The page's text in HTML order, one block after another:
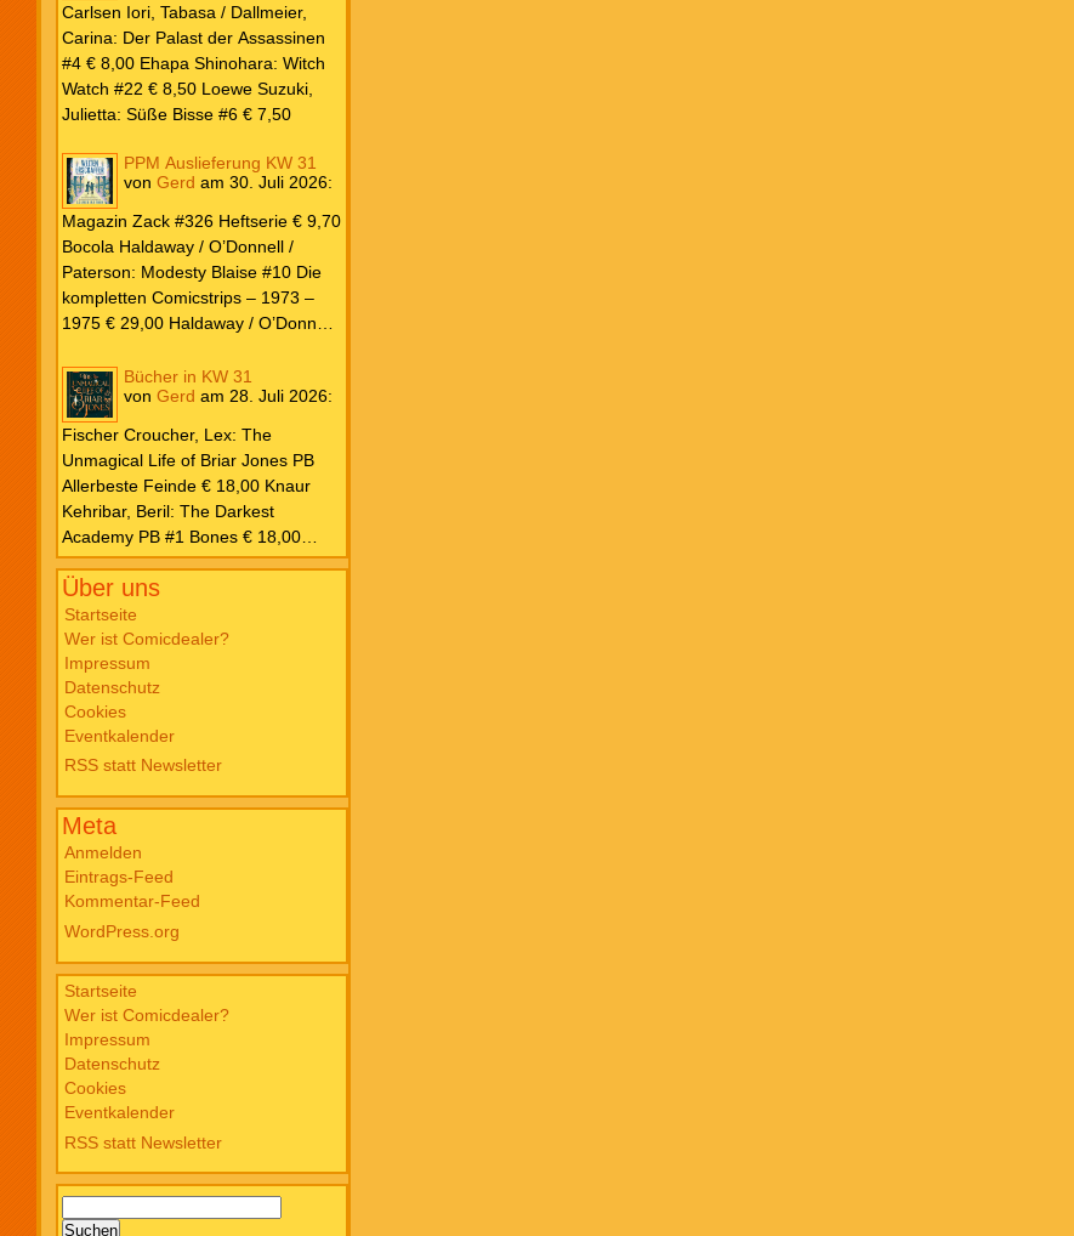
Carlsen Iori, Tabasa / Dallmeier,
Carina: Der Palast der Assassinen
#4 € 8,00 Ehapa Shinohara: Witch
Watch #22 € 8,50 Loewe Suzuki,
Julietta: Süße Bisse #6 € 7,50
PPM Auslieferung KW 31
von Gerd am 30. Juli 2026:
Magazin Zack #326 Heftserie € 9,70
Bocola Haldaway / O’Donnell /
Paterson: Modesty Blaise #10 Die
kompletten Comicstrips – 1973 –
1975 € 29,00 Haldaway / O’Donnell
kompletten Comicstrips – 1972 –
1973 € 29,00 Knesebeck Hendrix,
John: Die Weltenerschaffer Die
fantastische Freundschaft von C.S.
Lewis & J.R.R. Tolkien € 30,00
Weissblech Luba Wolfsschwanz #22
€ 4,90 Horror Schocker #81 € 4,90
Bücher in KW 31
von Gerd am 28. Juli 2026:
Fischer Croucher, Lex: The
Unmagical Life of Briar Jones PB
Allerbeste Feinde € 18,00 Knaur
Kehribar, Beril: The Darkest
Academy PB #1 Bones € 18,00
Lübbe Odette, Tessonja: Fair Isle
Trilogie PB #3 To Spark a Fae War €
18,00 Bramble Hardcover Priest: Lie
Huo Jiao Chou HC #1 Drowning
Sorrows in Raging Fire € 25,00
Carlsen Davon, Isla: Blackened
Blade PB #3 Of Blackened Blood €
18,00
Über uns
Startseite
Wer ist Comicdealer?
Impressum
Datenschutz
Cookies
Eventkalender
RSS statt Newsletter
Meta
Anmelden
Eintrags-Feed
Kommentar-Feed
WordPress.org
Startseite
Wer ist Comicdealer?
Impressum
Datenschutz
Cookies
Eventkalender
RSS statt Newsletter
nach: